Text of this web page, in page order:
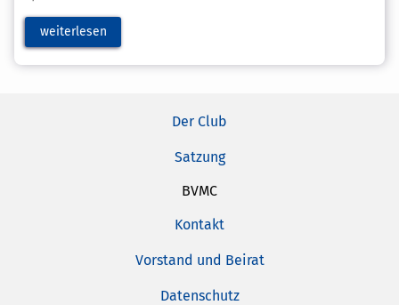
weiterlesen
Der Club
Satzung
BVMC
Kontakt
Vorstand und Beirat
Datenschutz